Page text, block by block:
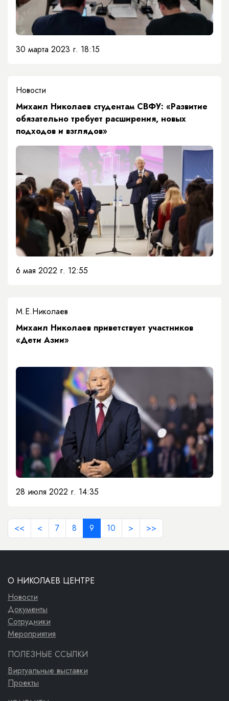
30 марта 2023 г. 18:15
Новости
​Михаил Николаев студентам СВФУ: «Развитие
обязательно требует расширения, новых
подходов и взглядов»
6 мая 2022 г. 12:55
М.Е.Николаев
​Михаил Николаев приветствует участников
«Дети Азии»
28 июля 2022 г. 14:35
<< < 7 8 9 10 > >>
О НИКОЛАЕВ ЦЕНТРЕ
Новости
Документы
Сотрудники
Мероприятия
ПОЛЕЗНЫЕ ССЫЛКИ
Виртуальные выставки
Проекты